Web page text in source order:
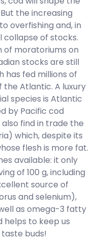
the increasing
overfishing and, in
collapse of stocks.
of moratoriums on
stocks are still
has fed millions of
the Atlantic. A luxury
species is Atlantic
by Pacific cod
find in trade the
which, despite its
flesh is more fat.
available: it only
of 100 g, including
source of
and selenium),
well as omega-3 fatty
helps to keep us
buds!